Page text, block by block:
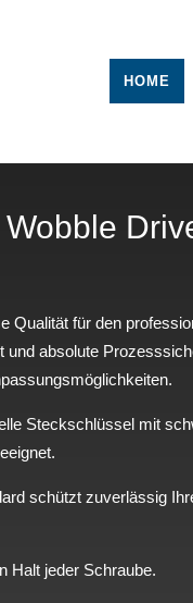
HOME
Qualität für den
absolute
Steckschlüssel mit
schützt zuverlässig
Halt jeder Schraube.